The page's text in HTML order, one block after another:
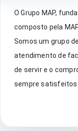
O Grupo MAP,
composto pela
Somos um grupo
atendimento de
de servir e o
sempre satisfeitos.